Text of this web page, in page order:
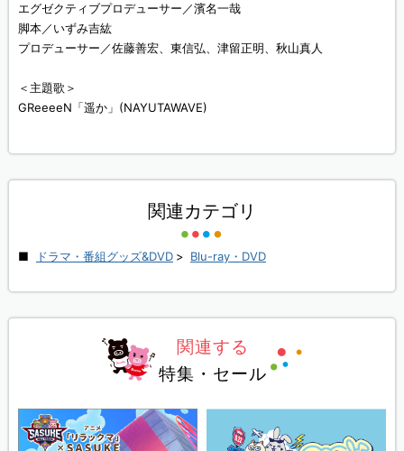
エグゼクティブプロデューサー／濱名一哉
脚本／いずみ吉紘
プロデューサー／佐藤善宏、東信弘、津留正明、秋山真人
＜主題歌＞
GReeeeN「遥か」(NAYUTAWAVE)
関連カテゴリ
ドラマ・番組グッズ&DVD > Blu-ray・DVD
関連する
特集・セール